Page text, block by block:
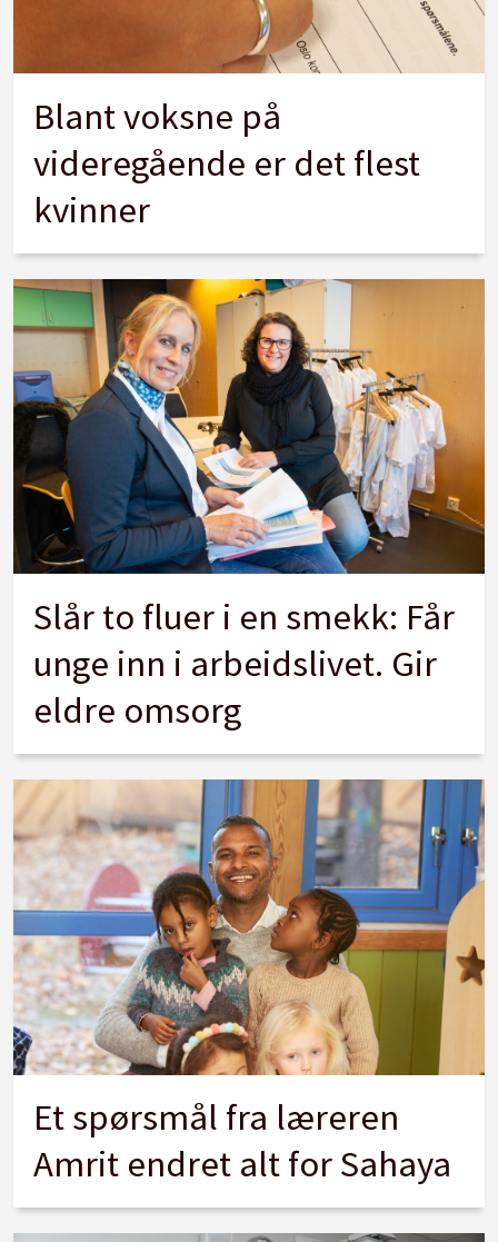
Blant voksne på
videregående er det flest
kvinner
Slår to fluer i en smekk: Får
unge inn i arbeidslivet. Gir
eldre omsorg
Et spørsmål fra læreren
Amrit endret alt for Sahaya